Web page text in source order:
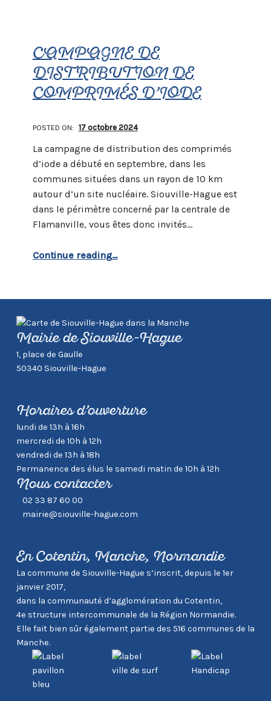
CAMPAGNE DE
DISTRIBUTION DE
COMPRIMÉS D’IODE
POSTED ON: 17 octobre 2024
La campagne de distribution des comprimés
d’iode a débuté en septembre, dans les
communes situées dans un rayon de 10 km
autour d’un site nucléaire. Siouville-Hague est
dans le périmètre concerné par la centrale de
Flamanville, vous êtes donc invités…
Continue reading“Campagne de distribution de comprimés d’iode”
…
Mairie de Siouville-Hague
1, place de Gaulle
50340 Siouville-Hague
Horaires d’ouverture
lundi de 13h à 16h
mercredi de 10h à 12h
vendredi de 13h à 18h
Permanence des élus le samedi matin de 10h à 12h
Nous contacter
02 33 87 60 00
mairie@siouville-hague.com
En Cotentin, Manche, Normandie
La commune de Siouville-Hague s’inscrit, depuis le 1er
janvier 2017,
dans la communauté d’agglomération du Cotentin,
4e structure intercommunale de la Région Normandie.
Elle fait bien sûr également partie des 516 communes de la
Manche.